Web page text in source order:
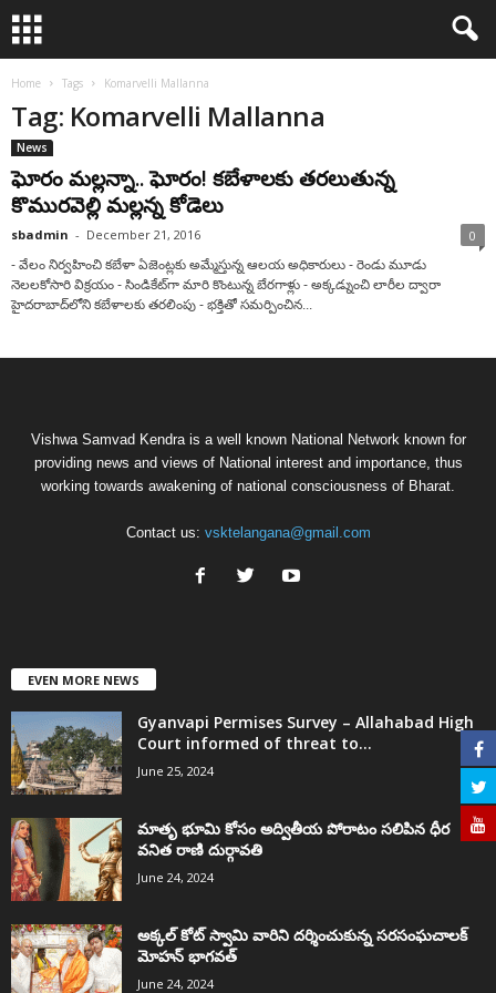
Home Tags Komarvelli Mallanna
Tag: Komarvelli Mallanna
News
ఘోరం మల్లన్నా.. ఘోరం! కబేళాలకు తరలుతున్న
కొమురవెల్లి మల్లన్న కోడెలు
sbadmin - December 21, 2016 0
- వేలం నిర్వహించి కబేళా ఏజెంట్లకు అమ్మేస్తున్న ఆలయ అధికారులు - రెండు మూడు
నెలలకోసారి విక్రయం - సిండికేట్‌గా మారి కొంటున్న బేరగాళ్లు - అక్కడ్నుంచి లారీల ద్వారా
హైదరాబాద్‌లోని కబేళాలకు తరలింపు - భక్తితో సమర్పించిన...
Vishwa Samvad Kendra is a well known National Network known for
providing news and views of National interest and importance, thus
working towards awakening of national consciousness of Bharat.
Contact us: vsktelangana@gmail.com
EVEN MORE NEWS
Gyanvapi Permises Survey – Allahabad High
Court informed of threat to...
June 25, 2024
మాతృ భూమి కోసం అద్వితీయ పోరాటం సలిపిన ధీర
వనిత రాణి దుర్గావతి
June 24, 2024
అక్కల్‌ కోట్‌ స్వామి వారిని దర్శించుకున్న సరసంఘచాలక్
మోహన్ భాగవత్
June 24, 2024